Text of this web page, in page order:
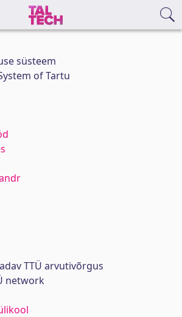
süsteem
of Tartu
TTÜ arvutivõrgus
network